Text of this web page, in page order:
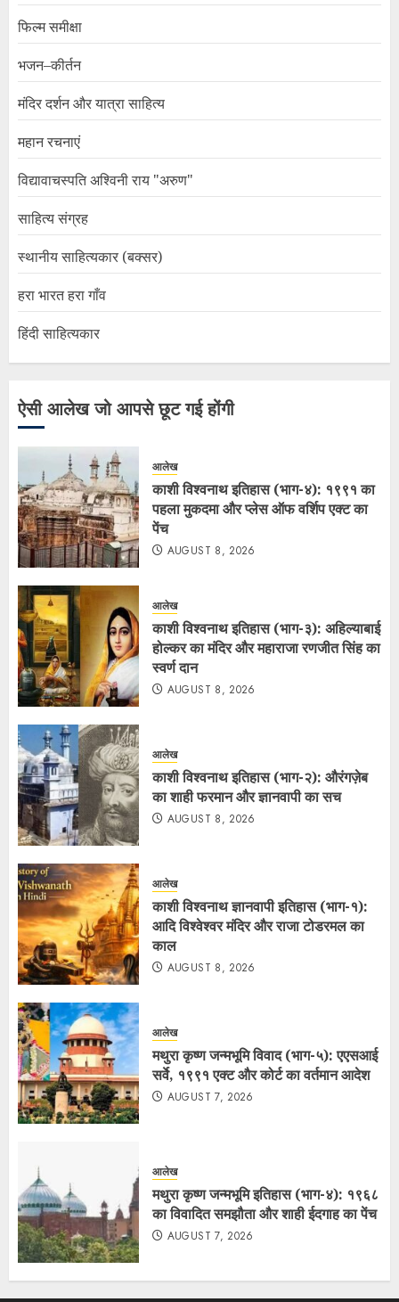
फिल्म समीक्षा
भजन–कीर्तन
मंदिर दर्शन और यात्रा साहित्य
महान रचनाएं
विद्यावाचस्पति अश्विनी राय "अरुण"
साहित्य संग्रह
स्थानीय साहित्यकार (बक्सर)
हरा भारत हरा गाँव
हिंदी साहित्यकार
ऐसी आलेख जो आपसे छूट गई होंगी
आलेख
काशी विश्वनाथ इतिहास (भाग-४): १९९१ का
पहला मुकदमा और प्लेस ऑफ वर्शिप एक्ट का
पेंच
AUGUST 8, 2026
आलेख
काशी विश्वनाथ इतिहास (भाग-३): अहिल्याबाई
होल्कर का मंदिर और महाराजा रणजीत सिंह का
स्वर्ण दान
AUGUST 8, 2026
आलेख
काशी विश्वनाथ इतिहास (भाग-२): औरंगज़ेब
का शाही फरमान और ज्ञानवापी का सच
AUGUST 8, 2026
आलेख
काशी विश्वनाथ ज्ञानवापी इतिहास (भाग-१):
आदि विश्वेश्वर मंदिर और राजा टोडरमल का
काल
AUGUST 8, 2026
आलेख
मथुरा कृष्ण जन्मभूमि विवाद (भाग-५): एएसआई
सर्वे, १९९१ एक्ट और कोर्ट का वर्तमान आदेश
AUGUST 7, 2026
आलेख
मथुरा कृष्ण जन्मभूमि इतिहास (भाग-४): १९६८
का विवादित समझौता और शाही ईदगाह का पेंच
AUGUST 7, 2026